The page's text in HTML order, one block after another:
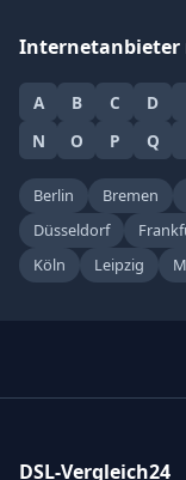
Internetanbieter
A B C D
N
O P Q
Berlin Bremen
Düsseldorf
Köln
Leipzig
DSL-Vergleich24